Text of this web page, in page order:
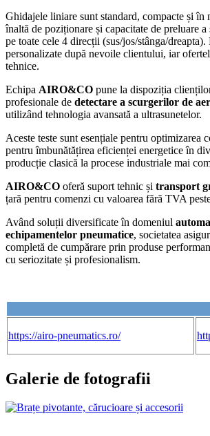
Ghidajele liniare sunt standard, compacte și în
înaltă de poziționare și capacitate de preluare
pe toate cele 4 direcții (sus/jos/stânga/
personalizate după nevoile clientului, iar
tehnice.
Echipa AIRO&CO pune la dispoziția
profesionale de detectare a scurgerilor de
utilizând tehnologia avansată a ultrasunetelor.
Aceste teste sunt esențiale pentru optimizarea
pentru îmbunătățirea eficienței energetice în
producție clasică la procese industriale mai
AIRO&CO oferă suport tehnic și transport
țară pentru comenzi cu valoarea fără TVA
Având soluții diversificate în domeniul
echipamentelor pneumatice, societatea
completă de cumpărare prin produse
cu seriozitate și profesionalism.
https://airo-pneumatics.ro/
Galerie de fotografii